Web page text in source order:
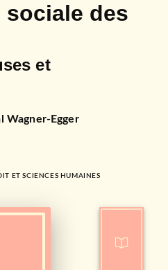
des
et
Wagner-Egger
ET SCIENCES HUMAINES